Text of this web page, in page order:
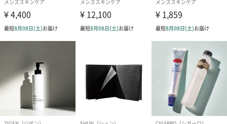
BULK HOMMEは、メンズスキンケアのベーシックとは何かを追い
求めています。
だからこそ、男性の素肌を見つめ、妥協なき研究開発を繰り返し
製品のすべてにベーシックと呼べる実感と根拠があるのです。
スキンケアは、特別で面倒なものと思われがちですが、洗顔で皮
脂や汚れを落とすことだって、立派なスキンケアです。
日々、紫外線や乾燥などにさらされる肌をいたわることは、女性